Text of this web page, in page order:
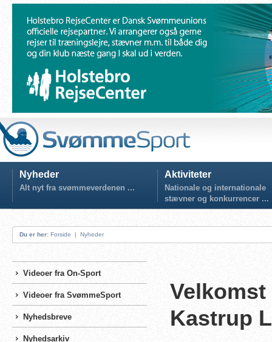
Nyheder
Alt nyt fra svømmeverdenen ...
Aktiviteter
Nationale og internationale
stævner og konkurrencer ...
Du er her: Forside | Nyheder
Videoer fra On-Sport
Videoer fra SvømmeSport
Nyhedsbreve
Nyhedsarkiv
Kastrup